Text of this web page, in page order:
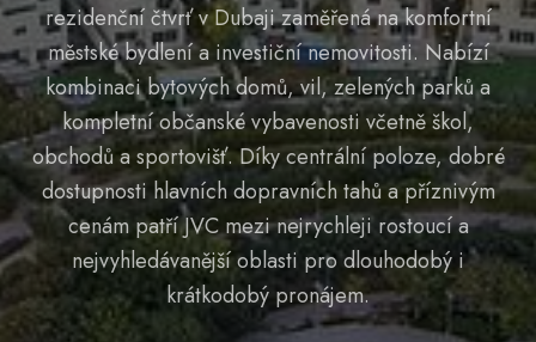
rezidenční čtvrť v Dubaji zaměřená na komfortní
městské bydlení a investiční nemovitosti. Nabízí
kombinaci bytových domů, vil, zelených parků a
kompletní občanské vybavenosti včetně škol,
obchodů a sportovišť. Díky centrální poloze, dobré
dostupnosti hlavních dopravních tahů a příznivým
cenám patří JVC mezi nejrychleji rostoucí a
nejvyhledávanější oblasti pro dlouhodobý i
krátkodobý pronájem.